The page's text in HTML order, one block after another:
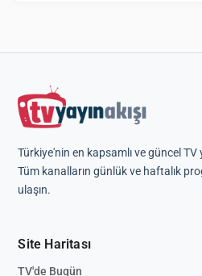
Türkiye'nin en kapsamlı ve güncel TV
Tüm kanalların günlük ve haftalık
ulaşın.
Site Haritası
TV'de Bugün